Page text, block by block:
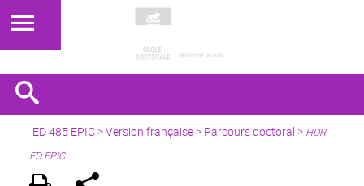
ED 485 EPIC>Version française> Parcours doctoral > HDR
ED EPIC